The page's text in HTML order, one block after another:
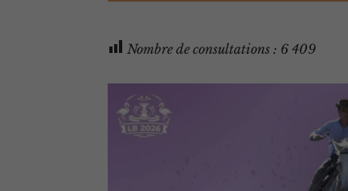
Nombre de consultations : 6 409